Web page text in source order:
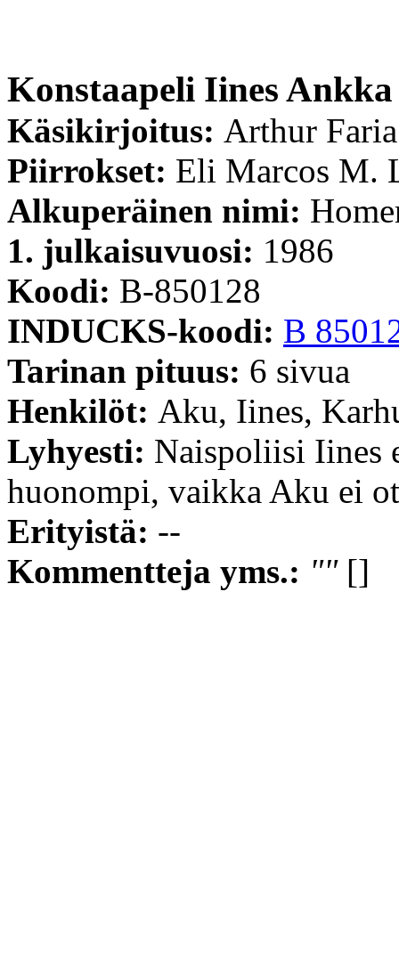
Konstaapeli Iines Ankka
Käsikirjoitus: Arthur
Piirrokset: Eli Marcos M.
Alkuperäinen nimi:
1. julkaisuvuosi: 1986
Koodi: B-850128
INDUCKS-koodi: B
Tarinan pituus: 6 sivua
Henkilöt: Aku, Iines,
Lyhyesti: Naispoliisi Iines
huonompi, vaikka Aku ei
Erityistä: --
Kommentteja yms.: ""[]